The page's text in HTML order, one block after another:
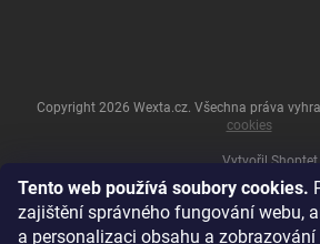
Tento web používá soubory cookies.
zajištění správného fungování webu,
a personalizaci obsahu a zobrazování
Vytvořil Shoptet
Copyright 2026 Wexta.cz. Všechna práva
cookies